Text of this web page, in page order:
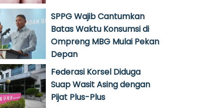
SPPG Wajib Cantumkan
Batas Waktu Konsumsi di
Ompreng MBG Mulai Pekan
Depan
Federasi Korsel Diduga
Suap Wasit Asing dengan
Pijat Plus-Plus